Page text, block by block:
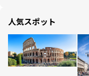
人気スポット